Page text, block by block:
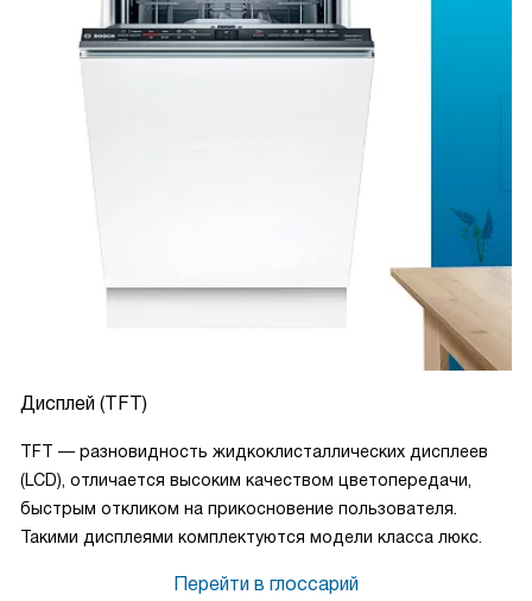
Дисплей (TFT)
TFT — разновидность жидкоклисталлических дисплеев
(LCD), отличается высоким качеством цветопередачи,
быстрым откликом на прикосновение пользователя.
Такими дисплеями комплектуются модели класса люкс.
Перейти в глоссарий